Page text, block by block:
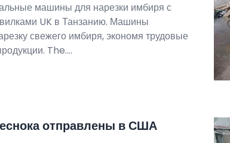
машины для нарезки имбиря с
UK в Танзанию. Машины
свежего имбиря, экономя трудовые
The....
отправлены в США